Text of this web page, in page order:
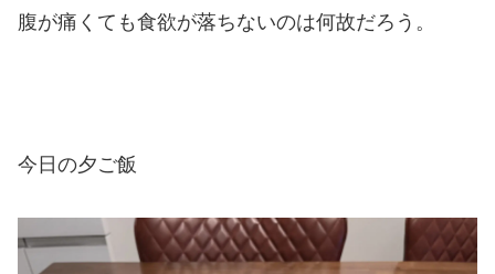
腹が痛くても食欲が落ちないのは何故だろう。
今日の夕ご飯